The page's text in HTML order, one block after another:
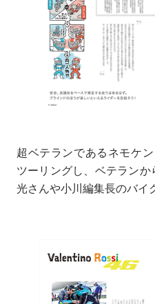
超ベテランであるネモケ
ツーリングし、ベテランか
光さんや小川編集長のバイ